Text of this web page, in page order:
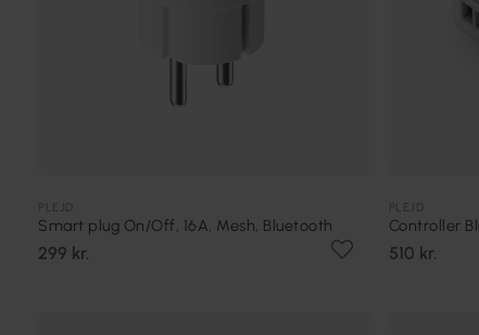
Smart plug On/Off, 16A, Mesh, Bluetooth
299 kr.
Controller
510 kr.